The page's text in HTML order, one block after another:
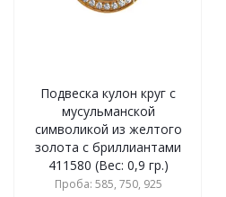
Подвеска кулон круг с
мусульманской
символикой из желтого
золота с бриллиантами
411580 (Вес: 0,9 гр.)
Проба: 585, 750, 925